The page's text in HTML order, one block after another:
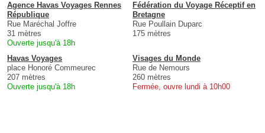
Agence Havas Voyages Rennes
République
Rue Maréchal Joffre
31 mètres
Ouverte jusqu'à 18h
Fédération du Voyage Réceptif en
Bretagne
Rue Poullain Duparc
175 mètres
Havas Voyages
place Honoré Commeurec
207 mètres
Ouverte jusqu'à 18h
Visages du Monde
Rue de Nemours
260 mètres
Fermée, ouvre lundi à 10h00